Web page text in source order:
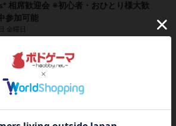
相席歓迎会 ※初心者・おひとり様大歓
参加可能
金曜日
相席歓迎会 ※初心者・おひとり様大歓
参加可能
土曜日
相席歓迎会 ※初心者・おひとり様大歓
参加可能